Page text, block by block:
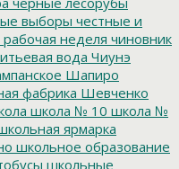
выборы честные и
неделя чиновник
вода Чиунэ
Шапиро
фабрика Шевченко
школа № 10 школа №
ярмарка
школьное образование
школьные